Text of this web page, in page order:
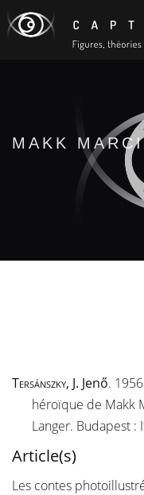
MAKK
Tersánszky, J. Jenő.
héroïque de Makk
Langer. Budapest :
Article(s)
Les contes